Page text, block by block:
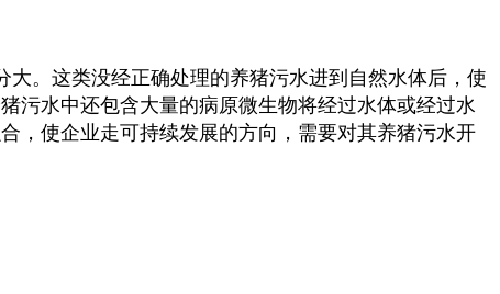
。这类没经正确处理的养猪污水进到自然水体后，使
污水中还包含大量的病原微生物将经过水体或经过水
，使企业走可持续发展的方向，需要对其养猪污水开